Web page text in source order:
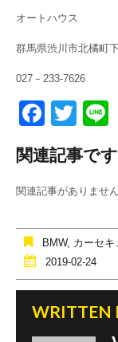
オートハウス
群馬県渋川市北橘町
027－233-7626
F
a
c
e
o
o
k
T
tt
er
関連記事で
関連記事がありません
BMW, カーセ
2019-02-24
WRITTEN